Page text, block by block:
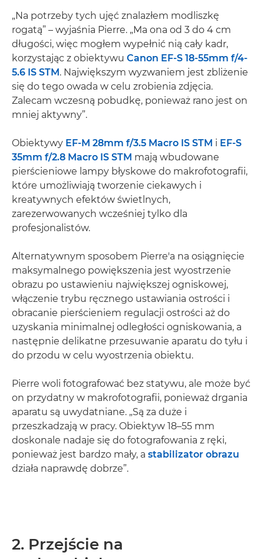
„Na potrzeby tych ujęć znalazłem modliszkę
rogatą” – wyjaśnia Pierre. „Ma ona od 3 do 4 cm
długości, więc mogłem wypełnić nią cały kadr,
korzystając z obiektywu Canon EF-S 18-55mm f/4-
5.6 IS STM. Największym wyzwaniem jest zbliżenie
się do tego owada w celu zrobienia zdjęcia.
Zalecam wczesną pobudkę, ponieważ rano jest on
mniej aktywny”.
Obiektywy EF-M 28mm f/3.5 Macro IS STM i EF-S
35mm f/2.8 Macro IS STM mają wbudowane
pierścieniowe lampy błyskowe do makrofotografii,
które umożliwiają tworzenie ciekawych i
kreatywnych efektów świetlnych,
zarezerwowanych wcześniej tylko dla
profesjonalistów.
Alternatywnym sposobem Pierre'a na osiągnięcie
maksymalnego powiększenia jest wyostrzenie
obrazu po ustawieniu największej ogniskowej,
włączenie trybu ręcznego ustawiania ostrości i
obracanie pierścieniem regulacji ostrości aż do
uzyskania minimalnej odległości ogniskowania, a
następnie delikatne przesuwanie aparatu do tyłu i
do przodu w celu wyostrzenia obiektu.
Pierre woli fotografować bez statywu, ale może być
on przydatny w makrofotografii, ponieważ drgania
aparatu są uwydatniane. „Są za duże i
przeszkadzają w pracy. Obiektyw 18–55 mm
doskonale nadaje się do fotografowania z ręki,
ponieważ jest bardzo mały, a stabilizator obrazu
działa naprawdę dobrze”.
2. Przejście na